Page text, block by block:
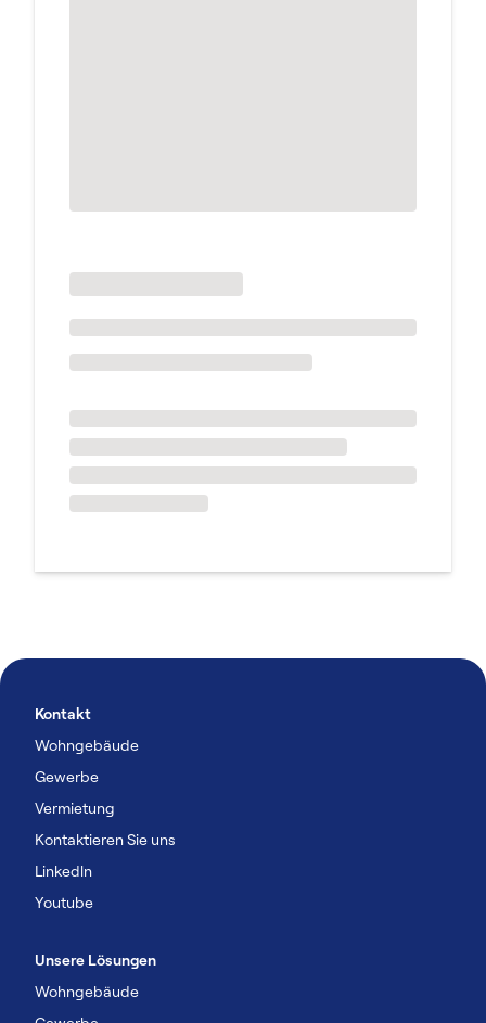
Kontakt
Wohngebäude
Gewerbe
Vermietung
Kontaktieren Sie uns
Linkedln
Youtube
Unsere Lösungen
Wohngebäude